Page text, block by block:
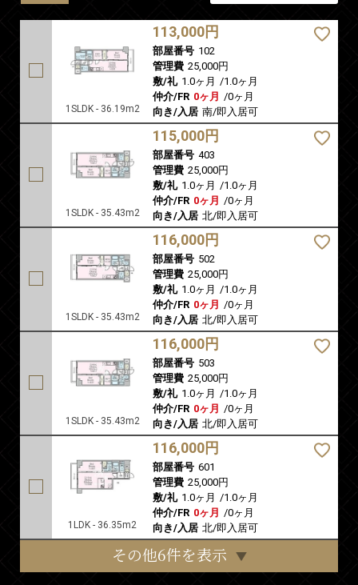
1SLDK - 36.19m2
113,000円
部屋番号 102
管理費 25,000円
敷/礼 1.0ヶ月 /1.0ヶ月
仲介/FR 0ヶ月 /0ヶ月
向き/入居 南/即入居可
1SLDK - 35.43m2
115,000円
部屋番号 403
管理費 25,000円
敷/礼 1.0ヶ月 /1.0ヶ月
仲介/FR 0ヶ月 /0ヶ月
向き/入居 北/即入居可
1SLDK - 35.43m2
116,000円
部屋番号 502
管理費 25,000円
敷/礼 1.0ヶ月 /1.0ヶ月
仲介/FR 0ヶ月 /0ヶ月
向き/入居 北/即入居可
1SLDK - 35.43m2
116,000円
部屋番号 503
管理費 25,000円
敷/礼 1.0ヶ月 /1.0ヶ月
仲介/FR 0ヶ月 /0ヶ月
向き/入居 北/即入居可
1LDK - 36.35m2
116,000円
部屋番号 601
管理費 25,000円
敷/礼 1.0ヶ月 /1.0ヶ月
仲介/FR 0ヶ月 /0ヶ月
向き/入居 北/即入居可
その他6件を表示